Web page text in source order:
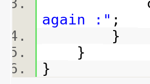
again :" ;
}
}
}